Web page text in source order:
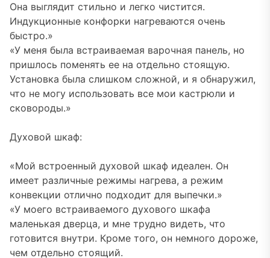
Она выглядит стильно и легко чистится.
Индукционные конфорки нагреваются очень
быстро.»
«У меня была встраиваемая варочная панель, но
пришлось поменять ее на отдельно стоящую.
Установка была слишком сложной, и я обнаружил,
что не могу использовать все мои кастрюли и
сковороды.»
Духовой шкаф:
«Мой встроенный духовой шкаф идеален. Он
имеет различные режимы нагрева, а режим
конвекции отлично подходит для выпечки.»
«У моего встраиваемого духового шкафа
маленькая дверца, и мне трудно видеть, что
готовится внутри. Кроме того, он немного дороже,
чем отдельно стоящий.